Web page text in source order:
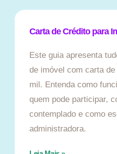
Carta de Crédito para
Este guia apresenta
de imóvel com carta
mil. Entenda como
quem pode participar,
contemplado e como
administradora.